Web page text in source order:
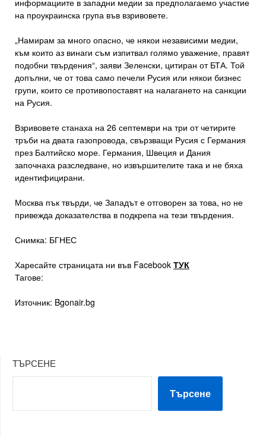
информациите в западни медии за предполагаемо участие
на проукраинска група във взривовете.
„Намирам за много опасно, че някои независими медии,
към които аз винаги съм изпитвал голямо уважение, правят
подобни твърдения“, заяви Зеленски, цитиран от БТА. Той
допълни, че от това само печели Русия или някои бизнес
групи, които се противопоставят на налагането на санкции
на Русия.
Взривовете станаха на 26 септември на три от четирите
тръби на двата газопровода, свързващи Русия с Германия
през Балтийско море. Германия, Швеция и Дания
започнаха разследване, но извършителите така и не бяха
идентифицирани.
Москва пък твърди, че Западът е отговорен за това, но не
привежда доказателства в подкрепа на тези твърдения.
Снимка: БГНЕС
Харесайте страницата ни във Facebook ТУК
Тагове:
Източник: Bgonair.bg
ТЪРСЕНЕ
Търсене